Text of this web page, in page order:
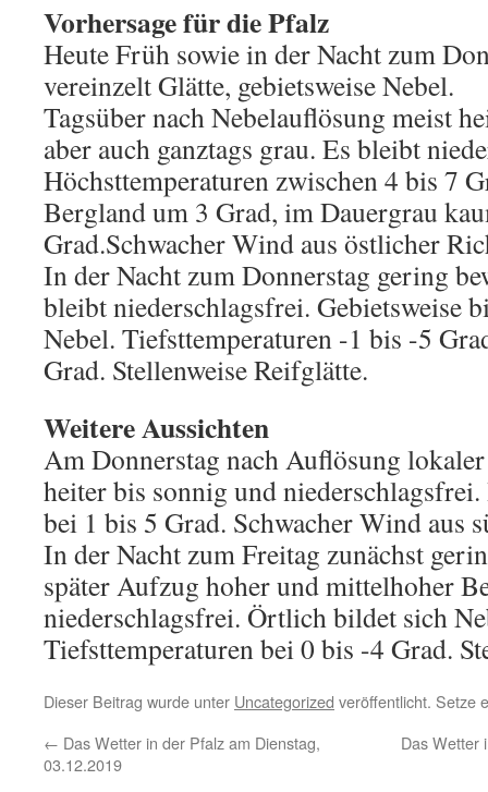
Vorhersage für die Pfalz
Heute Früh sowie in der Nacht zum
vereinzelt Glätte, gebietsweise Nebel.
Tagsüber nach Nebelauflösung meist
aber auch ganztags grau. Es bleibt
Höchsttemperaturen zwischen 4 bis 7
Bergland um 3 Grad, im Dauergrau
Grad.Schwacher Wind aus östlicher
In der Nacht zum Donnerstag gering
bleibt niederschlagsfrei. Gebietsweise
Nebel. Tiefsttemperaturen -1 bis -5
Grad. Stellenweise Reifglätte.
Weitere Aussichten
Am Donnerstag nach Auflösung
heiter bis sonnig und
bei 1 bis 5 Grad. Schwacher Wind aus
In der Nacht zum Freitag zunächst
später Aufzug hoher und mittelhoher
niederschlagsfrei. Örtlich bildet sich
Tiefsttemperaturen bei 0 bis -4 Grad.
Dieser Beitrag wurde unter Uncategorized veröffentlicht. Setze
← Das Wetter in der Pfalz am Dienstag,
03.12.2019
Das Wetter